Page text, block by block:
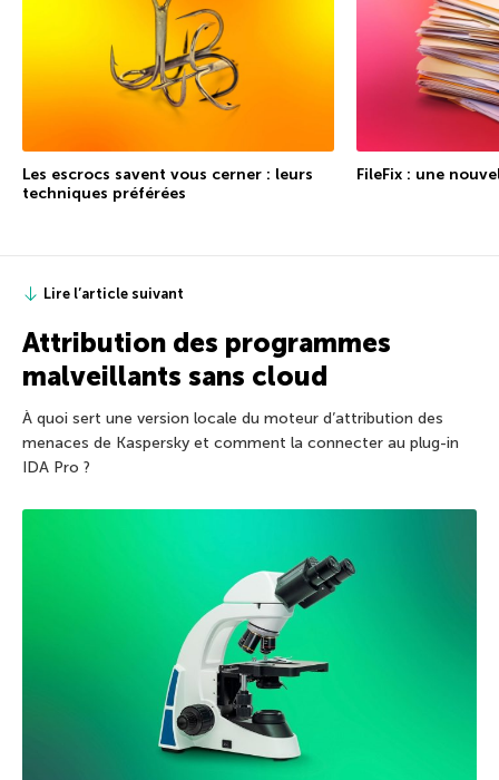
Les escrocs savent vous cerner : leurs
techniques préférées
FileFix : une
Lire l’article suivant
Attribution des programmes
malveillants sans cloud
À quoi sert une version locale du moteur d’attribution des
menaces de Kaspersky et comment la connecter au plug-in
IDA Pro ?